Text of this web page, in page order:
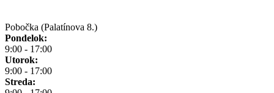
Pobočka (Palatínova 8.)
Pondelok:
9:00 - 17:00
Utorok:
9:00 - 17:00
Streda: